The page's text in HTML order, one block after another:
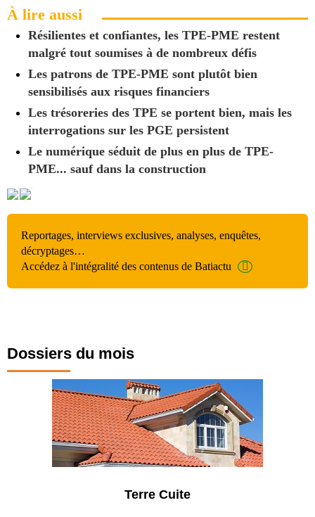
À lire aussi
Résilientes et confiantes, les TPE-PME restent
malgré tout soumises à de nombreux défis
Les patrons de TPE-PME sont plutôt bien
sensibilisés aux risques financiers
Les trésoreries des TPE se portent bien, mais les
interrogations sur les PGE persistent
Le numérique séduit de plus en plus de TPE-
PME... sauf dans la construction
Reportages, interviews exclusives, analyses, enquêtes,
décryptages…
Accédez à l'intégralité des contenus de Batiactu
Dossiers du mois